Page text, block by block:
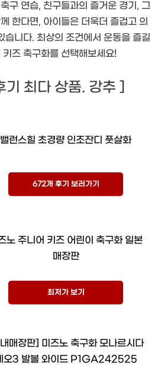
구 연습, 친구들과의 즐거운 경기, 그
한다면, 아이들은 더욱더 즐겁고 의
습니다. 최상의 조건에서 운동을 즐길
즈 축구화를 선택해보세요!
최다 상품. 강추 ]
밸런스힐 초경량 인조잔디 풋살화
672개 후기 보러가기
노 주니어 키즈 어린이 축구화 일본
매장판
최저가 보기
매장판] 미즈노 축구화 모나르시다
오3 발볼 와이드 P1GA242525